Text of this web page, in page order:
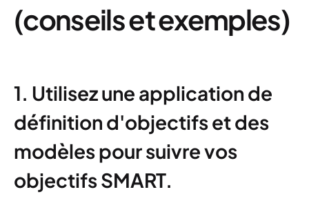
(conseils et exemples)
1. Utilisez une application de
définition d'objectifs et des
modèles pour suivre vos
objectifs SMART.